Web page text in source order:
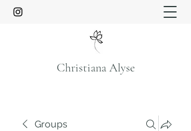
Christiana Alyse
Groups